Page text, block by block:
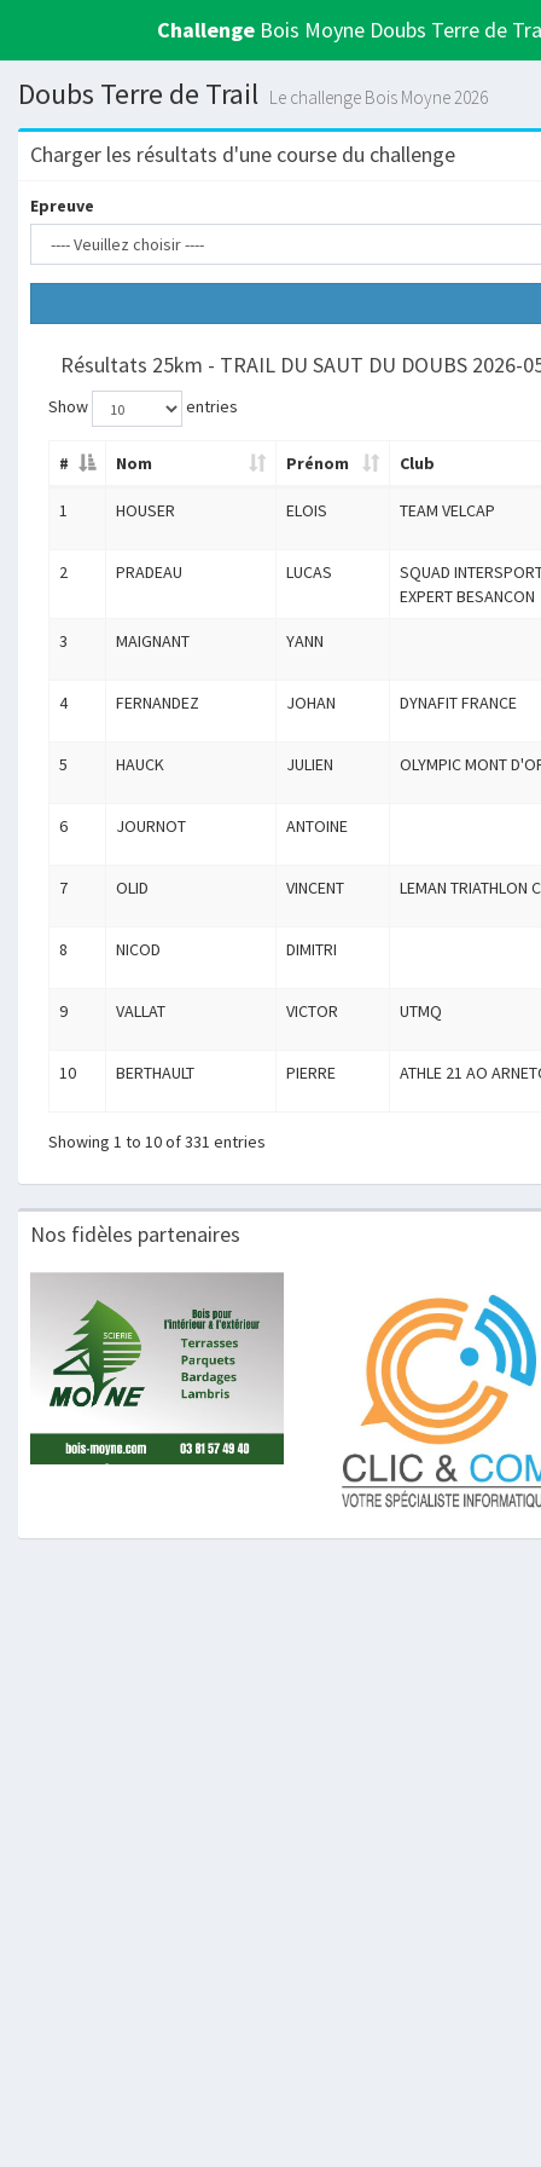
Challenge Bois Moyne Doubs Terre de
Doubs Terre de Trail Le challenge Bois Moyne 2026
Charger les résultats d'une course du challenge
Epreuve
Résultats 25km - TRAIL DU SAUT DU DOUBS 2026-
Show entries
# Nom Prénom Club
1 HOUSER ELOIS TEAM VELCAP
2 PRADEAU LUCAS
SQUAD
EXPERT BESANCON
3 MAIGNANT YANN
4 FERNANDEZ JOHAN DYNAFIT FRANCE
5 HAUCK JULIEN OLYMPIC MONT
6 JOURNOT ANTOINE
7 OLID VINCENT LEMAN TRIATHLON
8 NICOD DIMITRI
9 VALLAT VICTOR UTMQ
10 BERTHAULT PIERRE ATHLE 21 AO
Showing 1 to 10 of 331 entries
Nos fidèles partenaires